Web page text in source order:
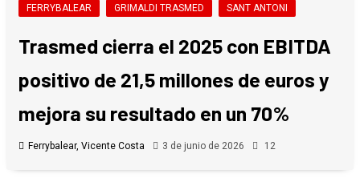
FERRYBALEAR GRIMALDI TRASMED SANT ANTONI
Trasmed cierra el 2025 con EBITDA
positivo de 21,5 millones de euros y
mejora su resultado en un 70%
Ferrybalear, Vicente Costa 3 de junio de 2026 12